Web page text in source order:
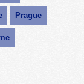
Prague